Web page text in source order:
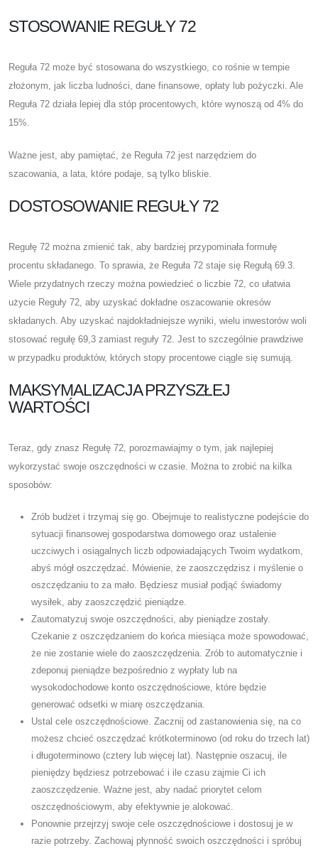
STOSOWANIE REGUŁY 72
Reguła 72 może być stosowana do wszystkiego, co rośnie w tempie
złożonym, jak liczba ludności, dane finansowe, opłaty lub pożyczki. Ale
Reguła 72 działa lepiej dla stóp procentowych, które wynoszą od 4% do
15%.
Ważne jest, aby pamiętać, że Reguła 72 jest narzędziem do
szacowania, a lata, które podaje, są tylko bliskie.
DOSTOSOWANIE REGUŁY 72
Regułę 72 można zmienić tak, aby bardziej przypominała formułę
procentu składanego. To sprawia, że ​​Reguła 72 staje się Regułą 69.3.
Wiele przydatnych rzeczy można powiedzieć o liczbie 72, co ułatwia
użycie Reguły 72, aby uzyskać dokładne oszacowanie okresów
składanych. Aby uzyskać najdokładniejsze wyniki, wielu inwestorów woli
stosować regułę 69,3 zamiast reguły 72. Jest to szczególnie prawdziwe
w przypadku produktów, których stopy procentowe ciągle się sumują.
MAKSYMALIZACJA PRZYSZŁEJ
WARTOŚCI
Teraz, gdy znasz Regułę 72, porozmawiajmy o tym, jak najlepiej
wykorzystać swoje oszczędności w czasie. Można to zrobić na kilka
sposobów:
Zrób budżet i trzymaj się go. Obejmuje to realistyczne podejście do
sytuacji finansowej gospodarstwa domowego oraz ustalenie
uczciwych i osiągalnych liczb odpowiadających Twoim wydatkom,
abyś mógł oszczędzać. Mówienie, że zaoszczędzisz i myślenie o
oszczędzaniu to za mało. Będziesz musiał podjąć świadomy
wysiłek, aby zaoszczędzić pieniądze.
Zautomatyzuj swoje oszczędności, aby pieniądze zostały.
Czekanie z oszczędzaniem do końca miesiąca może spowodować,
że nie zostanie wiele do zaoszczędzenia. Zrób to automatycznie i
zdeponuj pieniądze bezpośrednio z wypłaty lub na
wysokodochodowe konto oszczędnościowe, które będzie
generować odsetki w miarę oszczędzania.
Ustal cele oszczędnościowe. Zacznij od zastanowienia się, na co
możesz chcieć oszczędzać krótkoterminowo (od roku do trzech lat)
i długoterminowo (cztery lub więcej lat). Następnie oszacuj, ile
pieniędzy będziesz potrzebować i ile czasu zajmie Ci ich
zaoszczędzenie. Ważne jest, aby nadać priorytet celom
oszczędnościowym, aby efektywnie je alokować.
Ponownie przejrzyj swoje cele oszczędnościowe i dostosuj je w
razie potrzeby. Zachowaj płynność swoich oszczędności i spróbuj